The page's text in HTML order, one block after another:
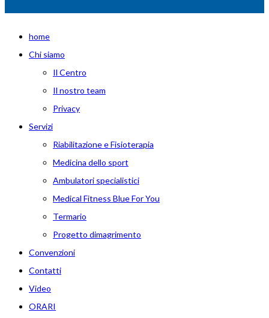
home
Chi siamo
Il Centro
Il nostro team
Privacy
Servizi
Riabilitazione e Fisioterapia
Medicina dello sport
Ambulatori specialistici
Medical Fitness Blue For You
Termario
Progetto dimagrimento
Convenzioni
Contatti
Video
ORARI